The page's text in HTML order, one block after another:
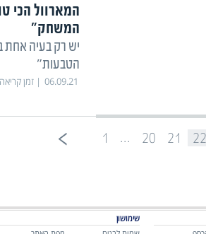
המארוול הכי
המשחק"
יש רק בעיה
הטבעות"
06.09.21 זמן
1 ... 20 21 22
שימושון